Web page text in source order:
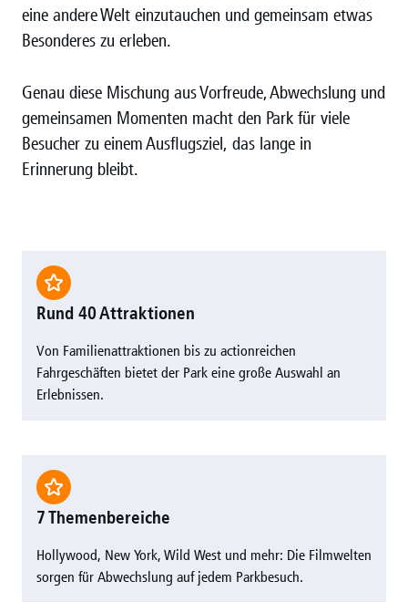
eine andere Welt einzutauchen und gemeinsam etwas
Besonderes zu erleben.
Genau diese Mischung aus Vorfreude, Abwechslung und
gemeinsamen Momenten macht den Park für viele
Besucher zu einem Ausflugsziel, das lange in
Erinnerung bleibt.
Rund 40 Attraktionen
Von Familienattraktionen bis zu actionreichen
Fahrgeschäften bietet der Park eine große Auswahl an
Erlebnissen.
7 Themenbereiche
Hollywood, New York, Wild West und mehr: Die Filmwelten
sorgen für Abwechslung auf jedem Parkbesuch.